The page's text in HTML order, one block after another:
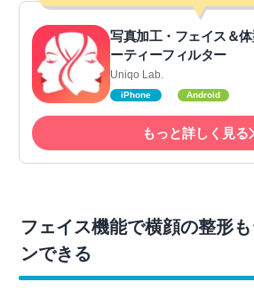
写真加工・フェイス＆
ーティーフィルター
Uniqo Lab.
iPhone Android
もっと詳しく見る
フェイス機能で横顔の整形
ンできる